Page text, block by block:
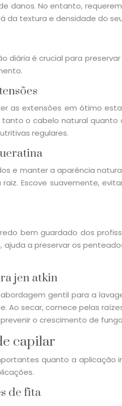
danos. No entanto,
da textura e densidade do
diária é crucial para
extensões em ótimo
o cabelo natural quanto
regulares.
e manter a aparência
Escove suavemente,
bem guardado dos
ajuda a preservar os
jen atkin
gentil para a
Ao secar, comece pelas
o crescimento de
capilar
quanto a aplicação
de fita